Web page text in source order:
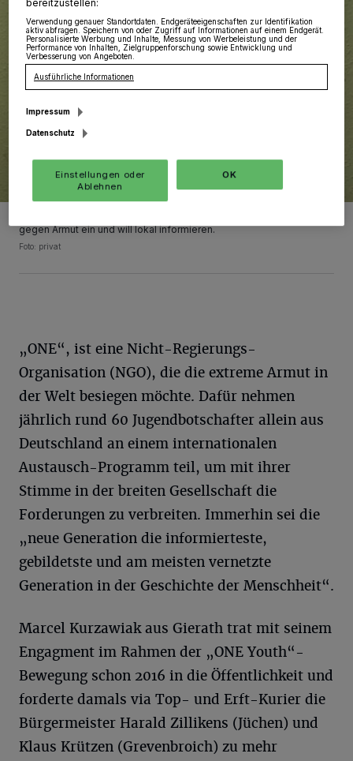
gegen Armut ein und will lokal informieren.
Foto: privat
„ONE“, ist eine Nicht-Regierungs-
Organisation (NGO), die die extreme Armut in
der Welt besiegen möchte. Dafür nehmen
jährlich rund 60 Jugendbotschafter allein aus
Deutschland an einem internationalen
Austausch-Programm teil, um mit ihrer
Stimme in der breiten Gesellschaft die
Forderungen zu verbreiten. Immerhin sei die
„neue Generation die informierteste,
gebildetste und am meisten vernetzte
Generation in der Geschichte der Menschheit“.
Marcel Kurzawiak aus Gierath trat mit seinem
Engagment im Rahmen der „ONE Youth“-
Bewegung schon 2016 in die Öffentlichkeit und
forderte damals via Top- und Erft-Kurier die
Bürgermeister Harald Zillikens (Jüchen) und
Klaus Krützen (Grevenbroich) zu mehr
bereitzustellen:
Verwendung genauer Standortdaten. Endgeräteeigenschaften zur Identifikation
aktiv abfragen. Speichern von oder Zugriff auf Informationen auf einem Endgerät.
Personalisierte Werbung und Inhalte, Messung von Werbeleistung und der
Performance von Inhalten, Zielgruppenforschung sowie Entwicklung und
Verbesserung von Angeboten.
Ausführliche Informationen
Impressum
Datenschutz
Einstellungen oder
Ablehnen
OK